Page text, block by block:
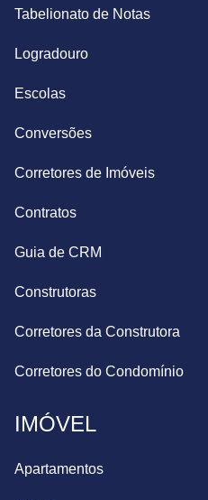
Tabelionato de Notas
Logradouro
Escolas
Conversões
Corretores de Imóveis
Contratos
Guia de CRM
Construtoras
Corretores da Construtora
Corretores do Condomínio
IMÓVEL
Apartamentos